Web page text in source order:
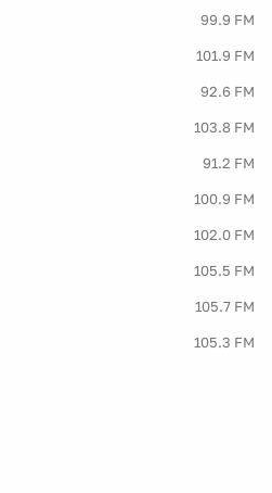
99.9 FM
101.9 FM
92.6 FM
103.8 FM
91.2 FM
100.9 FM
102.0 FM
105.5 FM
105.7 FM
105.3 FM